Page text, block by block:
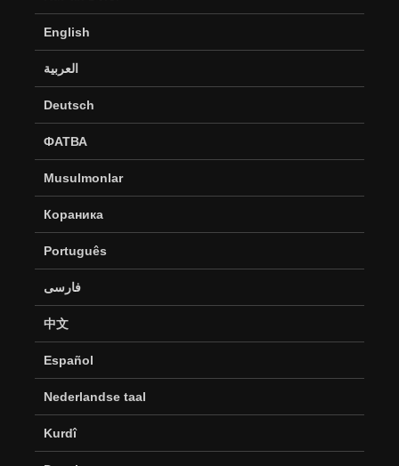
English
العربية
Deutsch
ФАТВА
Musulmonlar
Кораника
Português
فارسی
中文
Español
Nederlandse taal
Kurdî